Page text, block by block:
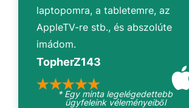
laptopomra, a tabletemre, az
AppleTV-re stb., és abszolúte
imádom.
TopherZ143
* Egy minta legelégedettebb
ügyfeleink véleményeiből